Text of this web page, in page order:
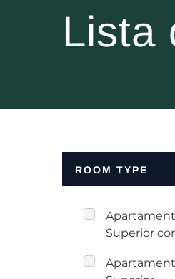
Lista
ROOM TYPE
Superior